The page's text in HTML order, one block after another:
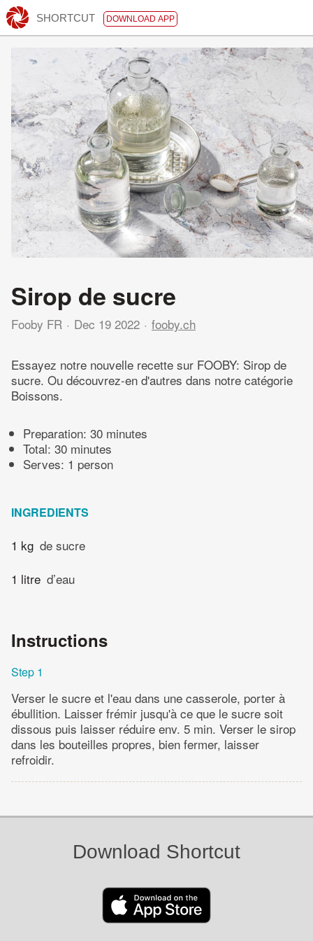
SHORTCUT DOWNLOAD APP
Sirop de sucre
Fooby FR Dec 19 2022 fooby.ch
Essayez notre nouvelle recette sur FOOBY: Sirop de
sucre. Ou découvrez-en d'autres dans notre catégorie
Boissons.
Preparation: 30 minutes
Total: 30 minutes
Serves: 1 person
INGREDIENTS
1 kg de sucre
1 litre d’eau
Instructions
Step 1
Verser le sucre et l'eau dans une casserole, porter à
ébullition. Laisser frémir jusqu'à ce que le sucre soit
dissous puis laisser réduire env. 5 min. Verser le sirop
dans les bouteilles propres, bien fermer, laisser
refroidir.
Download Shortcut